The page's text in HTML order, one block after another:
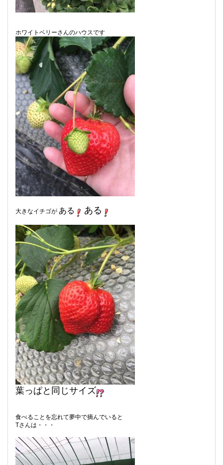
ホワイトベリーさんのハウスです
大きなイチゴが ある ある
葉っぱと同じサイズ
食べることを忘れて夢中で摘んでいると
Tさんは・・・